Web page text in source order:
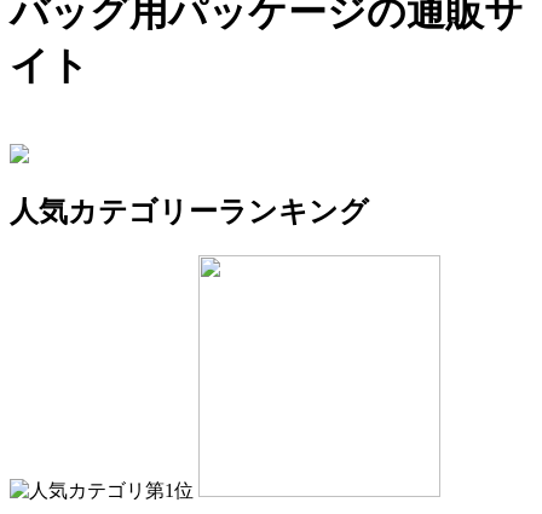
バッグ用パッケージの通販サ
イト
人気カテゴリーランキング